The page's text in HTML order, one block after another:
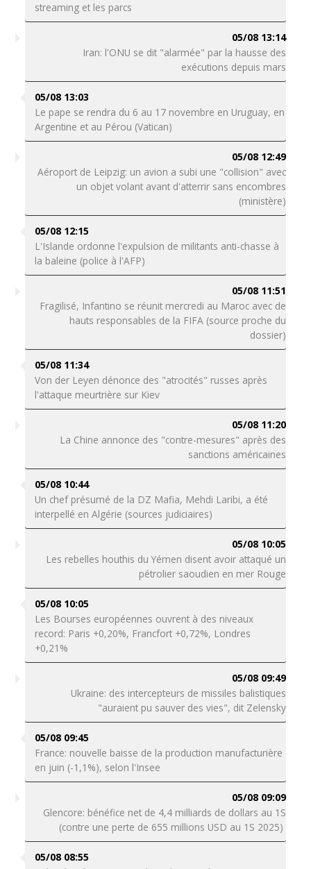
streaming et les parcs
05/08 13:14
Iran: l'ONU se dit "alarmée" par la hausse des
exécutions depuis mars
05/08 13:03
Le pape se rendra du 6 au 17 novembre en Uruguay, en
Argentine et au Pérou (Vatican)
05/08 12:49
Aéroport de Leipzig: un avion a subi une "collision" avec
un objet volant avant d'atterrir sans encombres
(ministère)
05/08 12:15
L'Islande ordonne l'expulsion de militants anti-chasse à
la baleine (police à l'AFP)
05/08 11:51
Fragilisé, Infantino se réunit mercredi au Maroc avec de
hauts responsables de la FIFA (source proche du
dossier)
05/08 11:34
Von der Leyen dénonce des "atrocités" russes après
l'attaque meurtrière sur Kiev
05/08 11:20
La Chine annonce des "contre-mesures" après des
sanctions américaines
05/08 10:44
Un chef présumé de la DZ Mafia, Mehdi Laribi, a été
interpellé en Algérie (sources judiciaires)
05/08 10:05
Les rebelles houthis du Yémen disent avoir attaqué un
pétrolier saoudien en mer Rouge
05/08 10:05
Les Bourses européennes ouvrent à des niveaux
record: Paris +0,20%, Francfort +0,72%, Londres
+0,21%
05/08 09:49
Ukraine: des intercepteurs de missiles balistiques
"auraient pu sauver des vies", dit Zelensky
05/08 09:45
France: nouvelle baisse de la production manufacturière
en juin (-1,1%), selon l'Insee
05/08 09:09
Glencore: bénéfice net de 4,4 milliards de dollars au 1S
(contre une perte de 655 millions USD au 1S 2025)
05/08 08:55